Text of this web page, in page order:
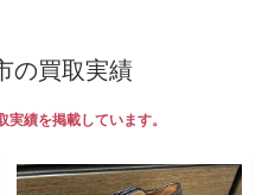
の買取実績
績を掲載しています。